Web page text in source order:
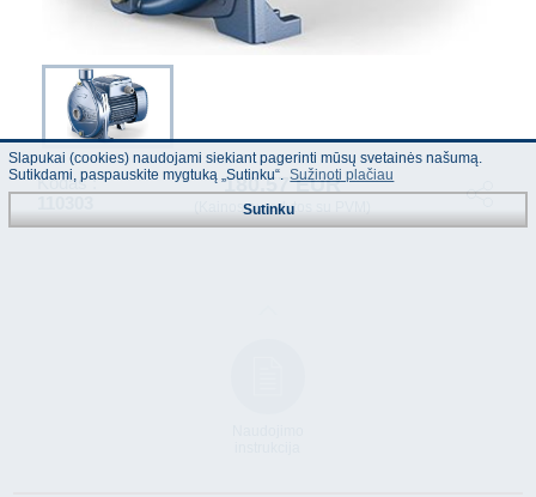
Kodas :
180.57 EUR
(Kainos nurodytos su PVM)
Slapukai (cookies) naudojami siekiant pagerinti mūsų svetainės našumą.
Sutikdami, paspauskite mygtuką „Sutinku“. Sužinoti plačiau
Sutinku